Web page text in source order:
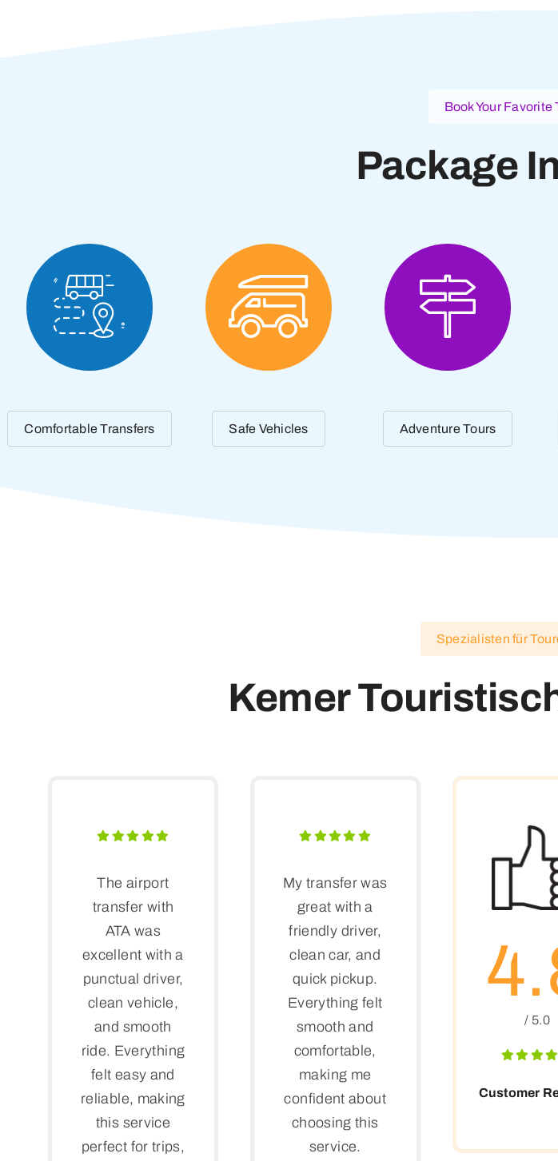
Book Your Favorite
Package
Comfortable Transfers Safe Vehicles Adventure Tours
Spezialisten für
Kemer
The airport
transfer with
ATA was
excellent with a
punctual driver,
clean vehicle,
and smooth
ride. Everything
felt easy and
reliable, making
this service
perfect for trips,
My transfer was
great with a
friendly driver,
clean car, and
quick pickup.
Everything felt
smooth and
comfortable,
making me
confident about
choosing this
service.
/ 5.0
Customer